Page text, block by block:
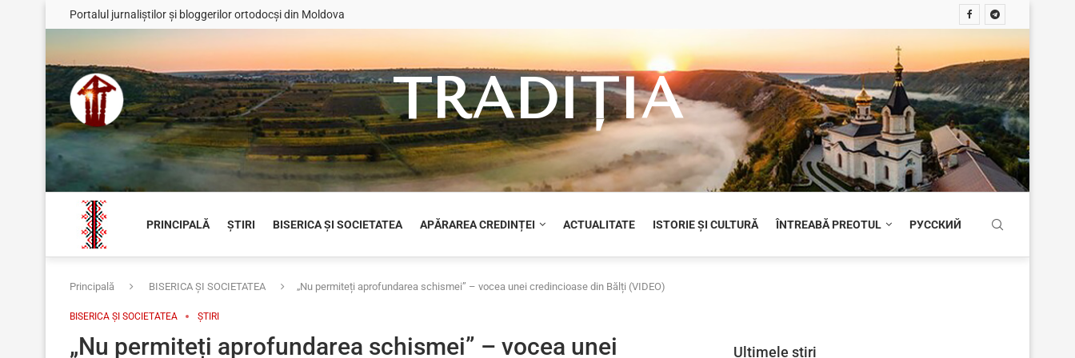
Portalul jurnaliștilor și bloggerilor ortodocși din Moldova
TRADIȚIA
PRINCIPALĂ ȘTIRI BISERICA ȘI SOCIETATEA APĂRAREA CREDINȚEI ACTUALITATE ISTORIE ȘI CULTURĂ ÎNTREABĂ PREOTUL РУССКИЙ
Principală BISERICA ȘI SOCIETATEA „Nu permiteți aprofundarea schismei” – vocea unei credincioase din Bălți (VIDEO)
BISERICA ȘI SOCIETATEA ȘTIRI
„Nu permiteți aprofundarea schismei” – vocea unei Ultimele știri